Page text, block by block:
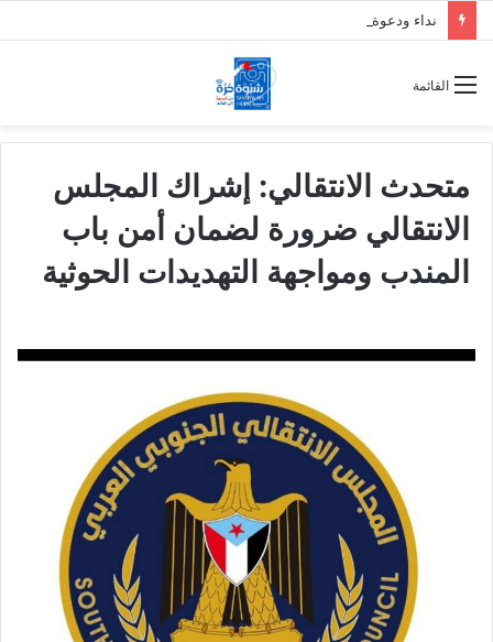
نداء ودعوة لتواصل العصيان المدني السلمي في العاصمة عدن
القائمة
متحدث الانتقالي: إشراك المجلس
الانتقالي ضرورة لضمان أمن باب
المندب ومواجهة التهديدات الحوثية